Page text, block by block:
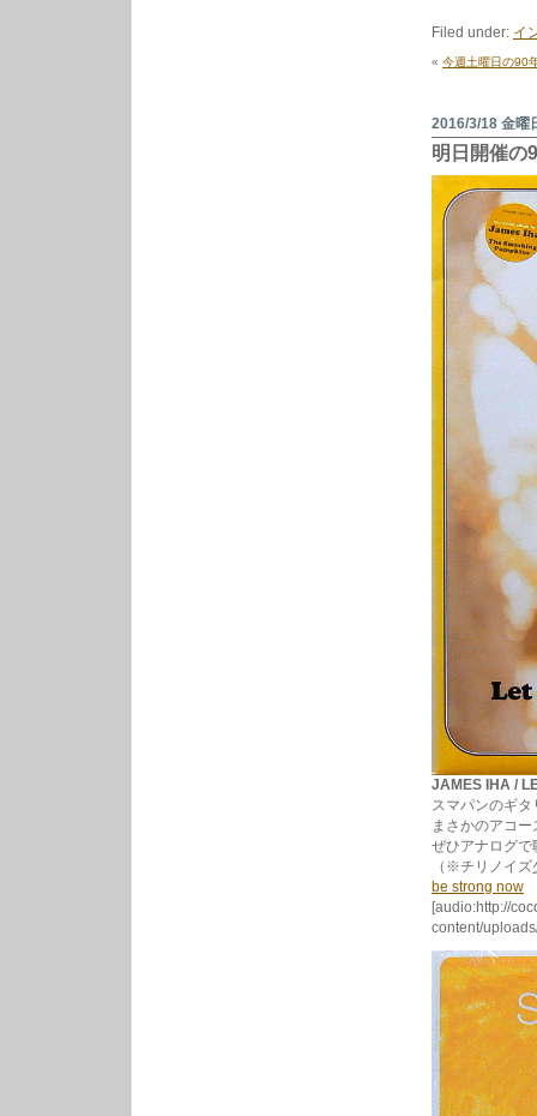
ト
ト
ア
ラ
ヴ
や
り
ま
は
Filed under: イ
« 今週土曜日の90
2016/3/18 金曜
明日開催の
JAMES IHA /
スマパンのギタ
まさかのアコ
ぜひアナログで
（※チリノイ
be strong now
[audio:http://
content/